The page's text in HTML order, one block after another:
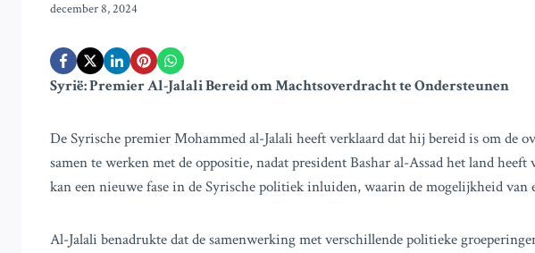
december 8, 2024
Syrië: Premier Al-Jalali Bereid om Machtsoverdracht te Ondersteunen
De Syrische premier Mohammed al-Jalali heeft verklaard dat hij bereid is om de
samen te werken met de oppositie, nadat president Bashar al-Assad het land
kan een nieuwe fase in de Syrische politiek inluiden, waarin de mogelijkheid van
Al-Jalali benadrukte dat de samenwerking met verschillende politieke